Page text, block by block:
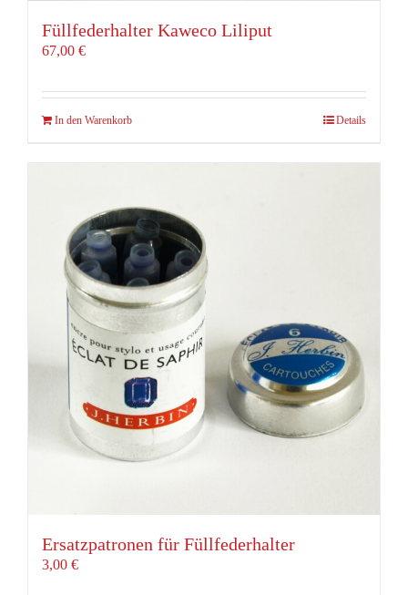
Füllfederhalter Kaweco Liliput
67,00 €
In den Warenkorb Details
Ersatzpatronen für Füllfederhalter
3,00 €